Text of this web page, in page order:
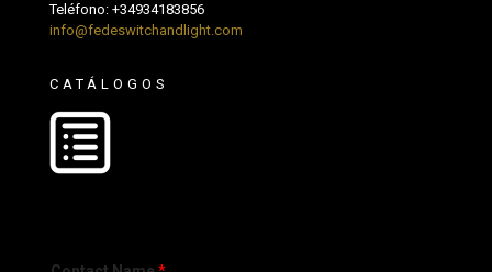
Teléfono: +34934183856
info@fedeswitchandlight.com
CATÁLOGOS